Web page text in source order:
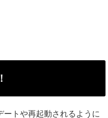
トや再起動されるように